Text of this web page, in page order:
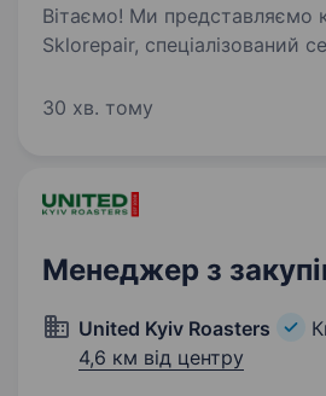
Вітаємо! Ми представляємо компанію
Sklorepair, спеціалізований
з 2015 року, компанія щодня
30 хв. тому
Менеджер з
United Kyiv Roasters
4,6 км від центру